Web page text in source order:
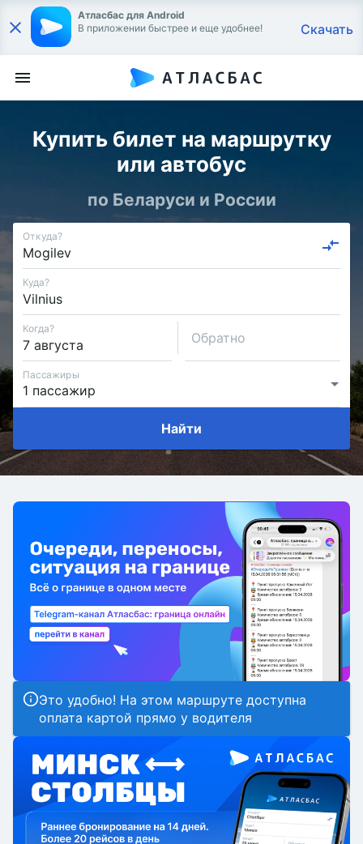
Атласбас для Android
В приложении быстрее и еще удобнее!
Скачать
Купить билет на маршрутку
или автобус
по Беларуси и России
Откуда?
Куда?
Когда?
Обратно
Пассажиры
Найти
Это удобно! На этом маршруте доступна
оплата картой прямо у водителя